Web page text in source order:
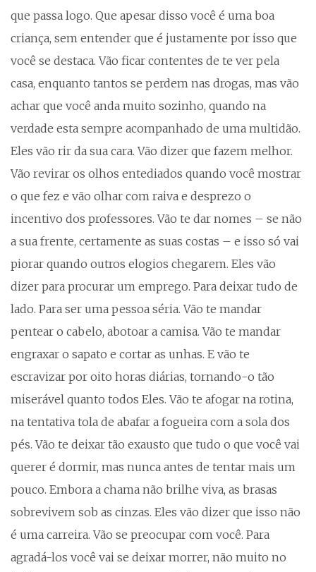
que passa logo. Que apesar disso você é uma boa
criança, sem entender que é justamente por isso que
você se destaca. Vão ficar contentes de te ver pela
casa, enquanto tantos se perdem nas drogas, mas vão
achar que você anda muito sozinho, quando na
verdade esta sempre acompanhado de uma multidão.
Eles vão rir da sua cara. Vão dizer que fazem melhor.
Vão revirar os olhos entediados quando você mostrar
o que fez e vão olhar com raiva e desprezo o
incentivo dos professores. Vão te dar nomes – se não
a sua frente, certamente as suas costas – e isso só vai
piorar quando outros elogios chegarem. Eles vão
dizer para procurar um emprego. Para deixar tudo de
lado. Para ser uma pessoa séria. Vão te mandar
pentear o cabelo, abotoar a camisa. Vão te mandar
engraxar o sapato e cortar as unhas. E vão te
escravizar por oito horas diárias, tornando-o tão
miserável quanto todos Eles. Vão te afogar na rotina,
na tentativa tola de abafar a fogueira com a sola dos
pés. Vão te deixar tão exausto que tudo o que você vai
querer é dormir, mas nunca antes de tentar mais um
pouco. Embora a chama não brilhe viva, as brasas
sobrevivem sob as cinzas. Eles vão dizer que isso não
é uma carreira. Vão se preocupar com você. Para
agradá-los você vai se deixar morrer, não muito no